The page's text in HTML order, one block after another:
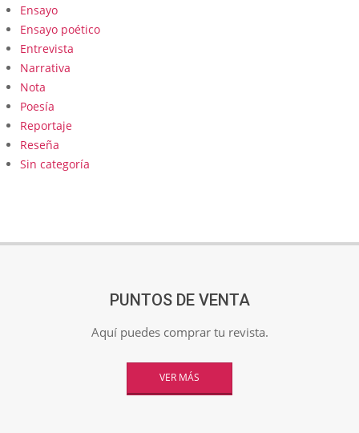
Ensayo
Ensayo poético
Entrevista
Narrativa
Nota
Poesía
Reportaje
Reseña
Sin categoría
PUNTOS DE VENTA
Aquí puedes comprar tu revista.
VER MÁS